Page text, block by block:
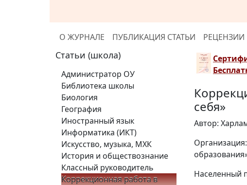
О ЖУРНАЛЕ ПУБЛИКАЦИЯ СТАТЬИ РЕЦЕНЗИИ
Статьи (школа)
Администратор ОУ
Библиотека школы
Биология
География
Иностранный язык
Информатика (ИКТ)
Искусство, музыка, МХК
История и обществознание
Классный руководитель
Коррекционная работа в
себя»
Автор:
Населенный